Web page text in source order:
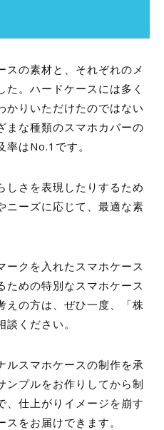
スの素材と、それぞれのメ
た。ハードケースには多く
かりいただけたのではない
まな種類のスマホカバーの
はNo.1です。
しさを表現したりするため
ニーズに応じて、最適な素
ークを入れたスマホケース
ための特別なスマホケース
えの方は、ぜひ一度、「株
ください。
ルスマホケースの制作を承
ンプルをお作りしてから制
、仕上がりイメージを崩す
をお届けできます。